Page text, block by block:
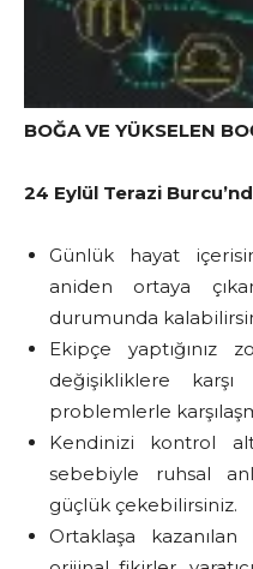
BOĞA VE YÜKSELEN
24 Eylül Terazi
Günlük hayat
aniden ortaya
durumunda
Ekipçe yaptığınız
değişikliklere karşı
problemlerle
Kendinizi kontrol
sebebiyle ruhsal
güçlük çekebilirsiniz.
Ortaklaşa